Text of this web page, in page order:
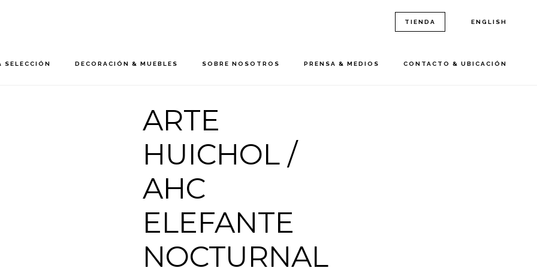
SELECCIÓN DECORACIÓN & MUEBLES SOBRE NOSOTROS PRENSA & MEDIOS CONTACTO & UBICACIÓN
TIENDA ENGLISH
ARTE
HUICHOL /
AHC
ELEFANTE
NOCTURNAL